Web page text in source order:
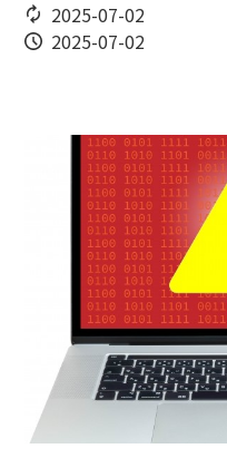
2025-07-02
2025-07-02